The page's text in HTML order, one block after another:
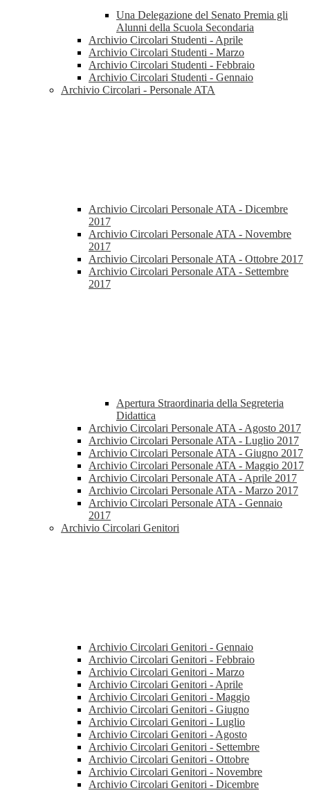
Una Delegazione del Senato Premia gli
Alunni della Scuola Secondaria
Archivio Circolari Studenti - Aprile
Archivio Circolari Studenti - Marzo
Archivio Circolari Studenti - Febbraio
Archivio Circolari Studenti - Gennaio
Archivio Circolari - Personale ATA
Archivio Circolari Personale ATA - Dicembre
2017
Archivio Circolari Personale ATA - Novembre
2017
Archivio Circolari Personale ATA - Ottobre 2017
Archivio Circolari Personale ATA - Settembre
2017
Apertura Straordinaria della Segreteria
Didattica
Archivio Circolari Personale ATA - Agosto 2017
Archivio Circolari Personale ATA - Luglio 2017
Archivio Circolari Personale ATA - Giugno 2017
Archivio Circolari Personale ATA - Maggio 2017
Archivio Circolari Personale ATA - Aprile 2017
Archivio Circolari Personale ATA - Marzo 2017
Archivio Circolari Personale ATA - Gennaio
2017
Archivio Circolari Genitori
Archivio Circolari Genitori - Gennaio
Archivio Circolari Genitori - Febbraio
Archivio Circolari Genitori - Marzo
Archivio Circolari Genitori - Aprile
Archivio Circolari Genitori - Maggio
Archivio Circolari Genitori - Giugno
Archivio Circolari Genitori - Luglio
Archivio Circolari Genitori - Agosto
Archivio Circolari Genitori - Settembre
Archivio Circolari Genitori - Ottobre
Archivio Circolari Genitori - Novembre
Archivio Circolari Genitori - Dicembre